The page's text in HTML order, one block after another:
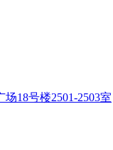
18号楼2501-2503室